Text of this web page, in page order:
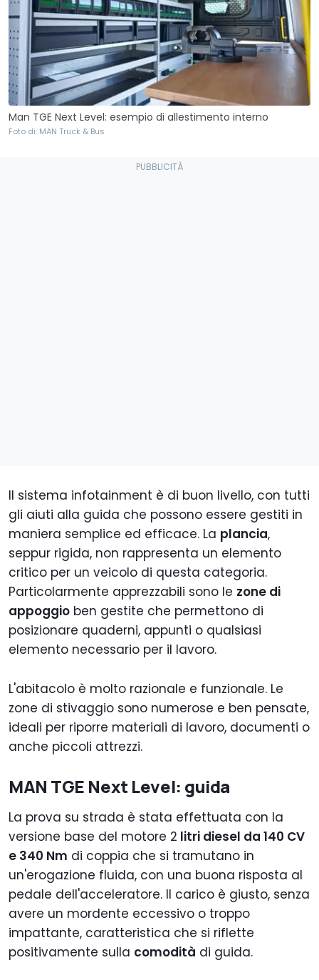
Man TGE Next Level: esempio di allestimento interno
Foto di: MAN Truck & Bus
Il sistema infotainment è di buon livello, con tutti
gli aiuti alla guida che possono essere gestiti in
maniera semplice ed efficace. La plancia,
seppur rigida, non rappresenta un elemento
critico per un veicolo di questa categoria.
Particolarmente apprezzabili sono le zone di
appoggio ben gestite che permettono di
posizionare quaderni, appunti o qualsiasi
elemento necessario per il lavoro.
L'abitacolo è molto razionale e funzionale. Le
zone di stivaggio sono numerose e ben pensate,
ideali per riporre materiali di lavoro, documenti o
anche piccoli attrezzi.
MAN TGE Next Level: guida
La prova su strada è stata effettuata con la
versione base del motore 2 litri diesel da 140 CV
e 340 Nm di coppia che si tramutano in
un'erogazione fluida, con una buona risposta al
pedale dell'acceleratore. Il carico è giusto, senza
avere un mordente eccessivo o troppo
impattante, caratteristica che si riflette
positivamente sulla comodità di guida.